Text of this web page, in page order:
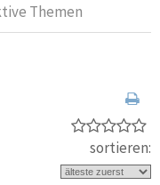
Themen
sortieren: